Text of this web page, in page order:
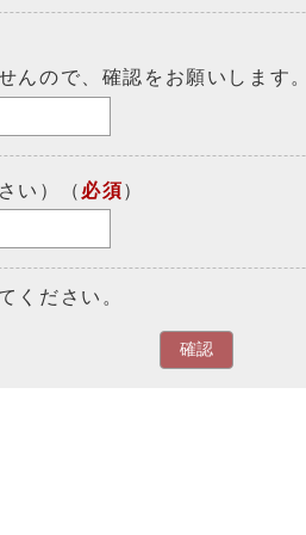
ので、確認をお願いします。
い）（ 必須）
ください。
確認